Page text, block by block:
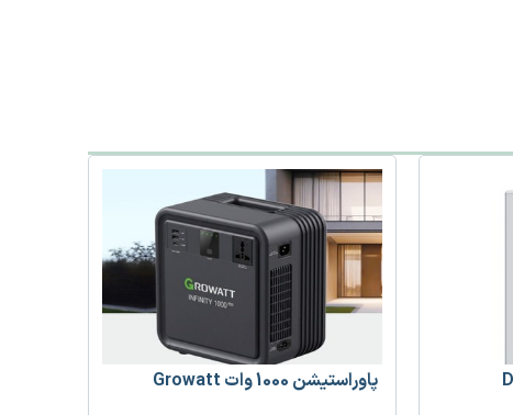
پاوراستیشن 1000 وات Growatt